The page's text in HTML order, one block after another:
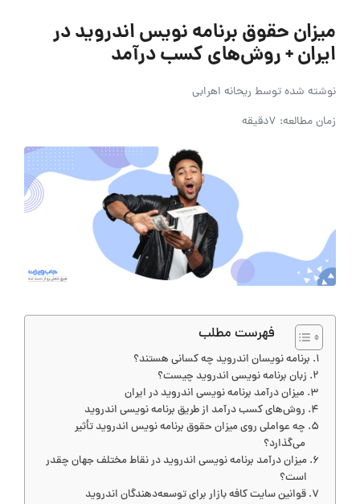
میزان حقوق برنامه نویس اندروید در
ایران + روش‌های کسب درآمد
نوشته شده توسط ریحانه اهرابی
زمان مطالعه: 7دقیقه
فهرست مطلب
برنامه نویسان اندروید چه کسانی هستند؟
زبان برنامه نویسی اندروید چیست؟
میزان درآمد برنامه نویسی اندروید در ایران
روش‌های کسب درآمد از طریق برنامه نویسی اندروید
چه عواملی روی میزان حقوق برنامه نویس اندروید تأثیر
می‌گذارد؟
میزان درآمد برنامه نویسی اندروید در نقاط مختلف جهان چقدر
است؟
قوانین سایت کافه بازار برای توسعه‌دهندگان اندروید